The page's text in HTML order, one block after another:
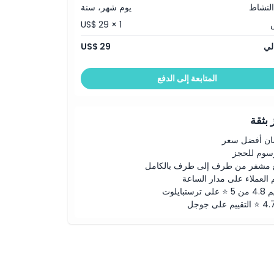
يوم شهر، سنة
US$ 29 × 1
US$ 29
المتابعة إلى الدفع
بثقة
أفضل سعر
للحجز
مشفر من طرف إلى طرف بالكامل
العملاء على مدار الساعة
على جوجل